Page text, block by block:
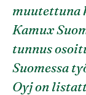
muutettuna
Kamux
tunnus
Suomessa
Oyj on